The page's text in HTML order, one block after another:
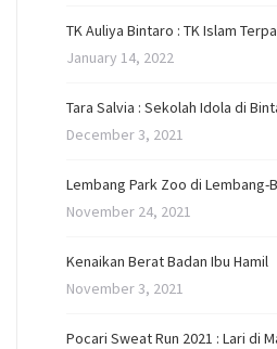
TK Auliya Bintaro : TK Islam
January 14, 2022
Tara Salvia : Sekolah Idola di
December 3, 2021
Lembang Park Zoo di Lembang-
November 24, 2021
Kenaikan Berat Badan Ibu Hamil
November 3, 2021
Pocari Sweat Run 2021 : Lari di